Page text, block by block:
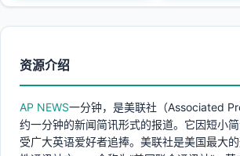
资源介绍
AP NEWS一分钟，是美联社（Associated
约一分钟的新闻简讯形式的报道。它因短小
受广大英语爱好者追捧。美联社是美国最大